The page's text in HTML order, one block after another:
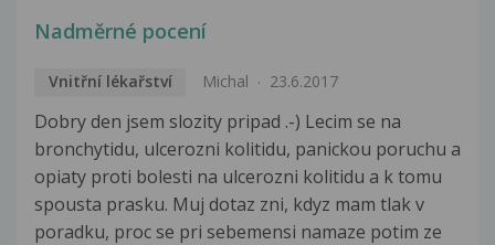
Nadměrné pocení
Vnitřní lékařství Michal 23.6.2017
Dobry den jsem slozity pripad .-) Lecim se na
bronchytidu, ulcerozni kolitidu, panickou poruchu a
opiaty proti bolesti na ulcerozni kolitidu a k tomu
spousta prasku. Muj dotaz zni, kdyz mam tlak v
poradku, proc se pri sebemensi namaze potim ze